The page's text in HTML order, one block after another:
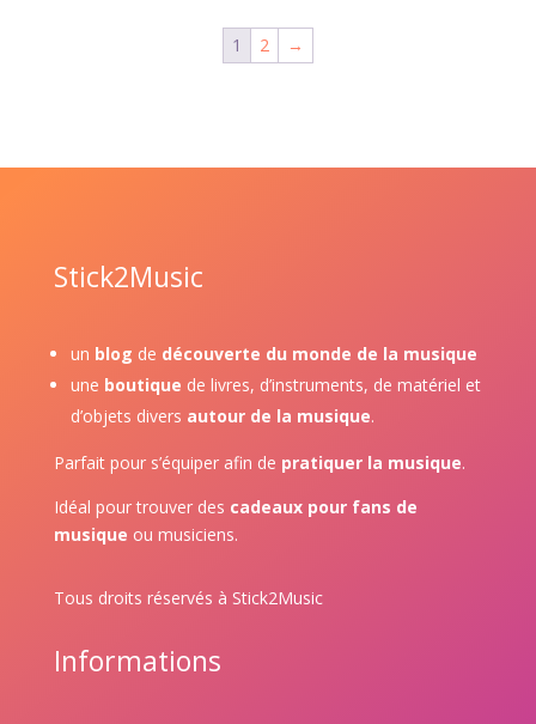
399,00€.1 2 →
Stick2Music
un blog de découverte du monde de la musique
une boutique de livres, d’instruments, de matériel et
d’objets divers autour de la musique.
Parfait pour s’équiper afin de pratiquer la musique.
Idéal pour trouver des cadeaux pour fans de
musique ou musiciens.
Tous droits réservés à Stick2Music
Informations